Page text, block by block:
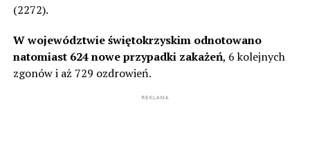
(2272).
W województwie świętokrzyskim odnotowano
natomiast 624 nowe przypadki zakażeń, 6 kolejnych
zgonów i aż 729 ozdrowień.